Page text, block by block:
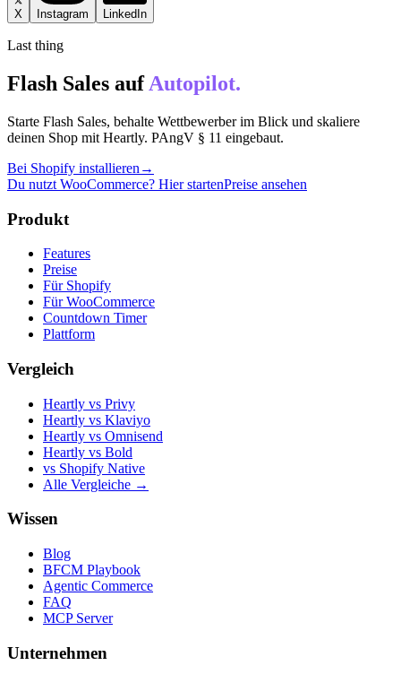
X Instagram LinkedIn
Last thing
Flash Sales auf Autopilot.
Starte Flash Sales, behalte Wettbewerber im Blick und skaliere
deinen Shop mit Heartly. PAngV § 11 eingebaut.
Bei Shopify installieren →
Du nutzt WooCommerce? Hier startenPreise ansehen
Produkt
Features
Preise
Für Shopify
Für WooCommerce
Countdown Timer
Plattform
Vergleich
Heartly vs Privy
Heartly vs Klaviyo
Heartly vs Omnisend
Heartly vs Bold
vs Shopify Native
Alle Vergleiche →
Wissen
Blog
BFCM Playbook
Agentic Commerce
FAQ
MCP Server
Unternehmen